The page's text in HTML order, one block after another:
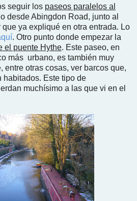
seguir los paseos paralelos al
desde Abingdon Road, junto al
ya expliqué en otra entrada. Lo
. Otro punto donde empezar la
el puente Hythe. Este paseo, en
más urbano, es también muy
entre otras cosas, ver barcos que,
habitados. Este tipo de
muchísimo a las que vi en el